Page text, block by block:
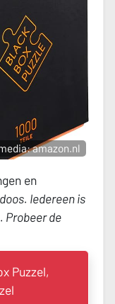
amazon.nl
en
Iedereen is
Probeer de
Puzzel,